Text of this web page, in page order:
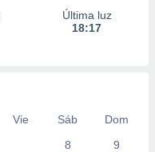
Última luz
18:17
Vie Sáb
Dom
8
9